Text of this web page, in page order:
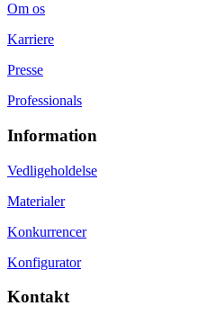
Om os
Karriere
Presse
Professionals
Information
Vedligeholdelse
Materialer
Konkurrencer
Konfigurator
Kontakt